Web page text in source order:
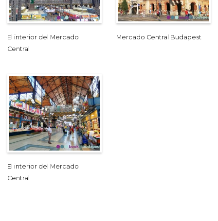
El interior del Mercado
Central
Mercado Central Budapest
El interior del Mercado
Central